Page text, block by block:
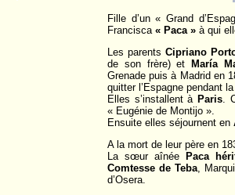
Fille d’un « Grand
Francisca « Paca » à qui
Les parents Cipriano
de son frère) et
María
Grenade puis à Madrid en
quitter l’Espagne pendant
Elles s’installent à Paris.
« Eugénie de Montijo ».
Ensuite elles séjournent en
A la mort de leur père en
La sœur aînée
Paca
Comtesse de Teba,
d’Osera.